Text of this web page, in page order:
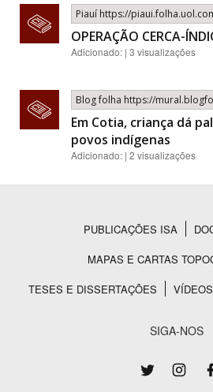
Piauí https://
OPERAÇÃO CERCA-
Adicionado: | 3 visualizações
Blog folha https://
Em Cotia, criança dá
povos indígenas
Adicionado: | 2 visualizações
Rodapé
PUBLICAÇÕES ISA
MAPAS E CARTAS
TESES E DISSERTAÇÕES
VÍDEOS
SIGA-NOS